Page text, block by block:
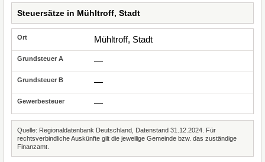
Steuersätze in Mühltroff, Stadt
Mühltroff, Stadt
—
—
—
Quelle: Regionaldatenbank Deutschland, Datenstand 31.12.2024. Für
rechtsverbindliche Auskünfte gilt die jeweilige Gemeinde bzw. das zuständige
Finanzamt.